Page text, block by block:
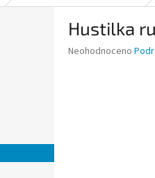
Hustilka
Průměrné
Neohodnoceno